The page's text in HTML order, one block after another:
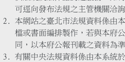
可逕向發布法規之主管機關洽詢
本網站之臺北市法規資料係由
檔或書面編排製作，若與本府
同，以本府公報刊載之資料為準
有關中央法規資料係由本系統